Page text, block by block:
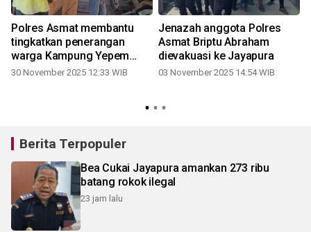
Polres Asmat membantu
tingkatkan penerangan
warga Kampung Yepem
lewat solar sel
30 November 2025 12:33 WIB
Jenazah anggota Polres
Asmat Briptu Abraham
dievakuasi ke Jayapura
03 November 2025 14:54 WIB
Berita Terpopuler
Bea Cukai Jayapura amankan 273 ribu
batang rokok ilegal
23 jam lalu